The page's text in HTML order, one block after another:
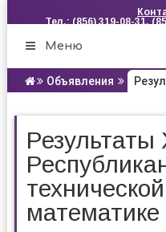
Тел.: (856) 319-08-31,
Меню
Объявления
Результаты
математике